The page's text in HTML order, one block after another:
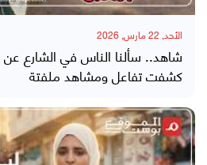
الأحد, 22 مارس, 2026
شاهد.. سألنا الناس في الشارع عن
كشفت تفاعل ومشاهد ملفتة